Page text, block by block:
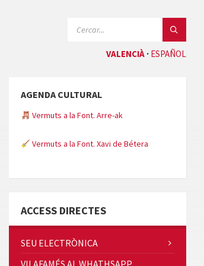
VALENCIÀ ESPAÑOL
AGENDA CULTURAL
Vermuts a la Font. Arre-ak
Vermuts a la Font. Xavi de Bétera
ACCESS DIRECTES
SEU ELECTRÒNICA